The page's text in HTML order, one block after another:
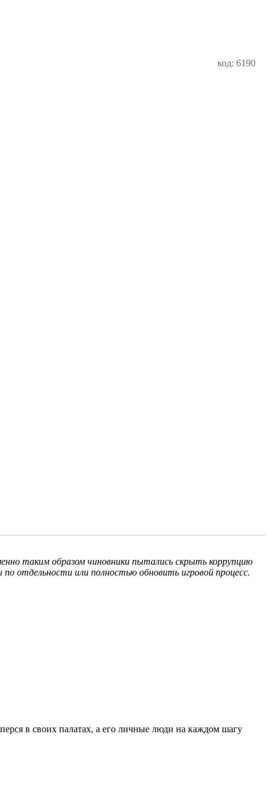
код: 6190
таким образом чиновники пытались скрыть коррупцию
отдельности или полностью обновить игровой процесс.
в своих палатах, а его личные люди на каждом шагу